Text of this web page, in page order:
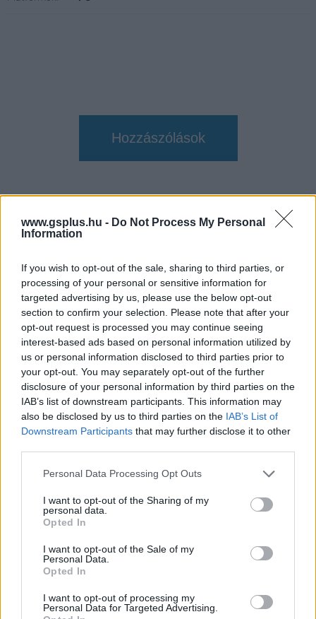
www.gsplus.hu - Do Not Process My Personal
Information
If you wish to opt-out of the sale, sharing to third parties, or
processing of your personal or sensitive information for
targeted advertising by us, please use the below opt-out
section to confirm your selection. Please note that after your
opt-out request is processed you may continue seeing
interest-based ads based on personal information utilized by
us or personal information disclosed to third parties prior to
your opt-out. You may separately opt-out of the further
disclosure of your personal information by third parties on the
IAB’s list of downstream participants. This information may
also be disclosed by us to third parties on the IAB’s List of
Downstream Participants that may further disclose it to other
Please note that this website/app uses one or more Google
not limited to your visit or usage behaviour. You may click to
grant or deny consent to Google and its third-party tags to
use your data for below specified purposes in below Google
consent section.
Personal Data Processing Opt Outs
I want to opt-out of the Sharing of my
personal data.
Opted In
I want to opt-out of the Sale of my
Personal Data.
Opted In
I want to opt-out of processing my
Personal Data for Targeted Advertising.
Hozzászólások
Emlékeztek még a 90-es évek
gamer PC-ire?
Tonight| 2015 szeptember 6. 19:46
Tagadhatatlan, hogy ma már hihetetlen gaming
PC-ket lehet összerakni, de volt idő, amikor
kevesebbel is beértük. Nosztalgiázzunk kicsit.
Unmute Loaded:
21.02%
Hihetetlenül erős és látványos gaming PC-ket lehet
beszél, aki szokott járni GameNightra ezt könnyen
beláthatja, hiszen mindig igyekszünk elhozni valami
monstrumot az éppen aktuális játékhoz. Viszont volt idő,
egy egyszerűbb kor, amikor még ez nem egészen így
A 90-es években még nem voltak 4K-s monitorok,
aerodinamikus gamer egerek, egy négyzetméteres
egérpadok és világító front panelek, viszont nem is